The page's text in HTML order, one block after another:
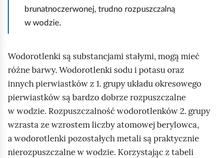
brunatnoczerwonej, trudno rozpuszczalną
w wodzie.
Wodorotlenki są substancjami stałymi, mogą mieć
różne barwy. Wodorotlenki sodu i potasu oraz
innych pierwiastków z 1. grupy układu okresowego
pierwiastków są bardzo dobrze rozpuszczalne
w wodzie. Rozpuszczalność wodorotlenków 2. grupy
wzrasta ze wzrostem liczby atomowej berylowca,
a wodorotlenki pozostałych metali są praktycznie
nierozpuszczalne w wodzie. Korzystając z tabeli